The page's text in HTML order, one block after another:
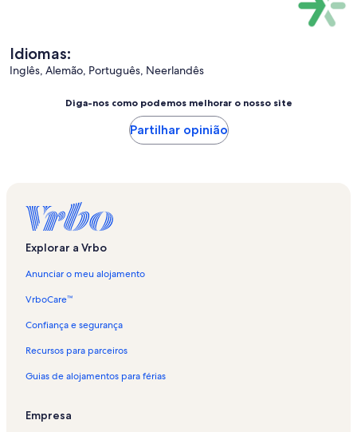
Idiomas:
Inglês, Alemão, Português, Neerlandês
Diga-nos como podemos melhorar o nosso site
Partilhar opinião
Explorar a Vrbo
Anunciar o meu alojamento
VrboCare™
Confiança e segurança
Recursos para parceiros
Guias de alojamentos para férias
Empresa